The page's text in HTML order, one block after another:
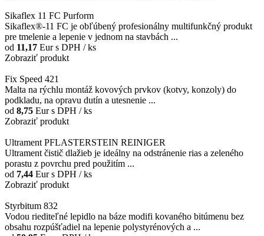
Sikaflex 11 FC Purform
Sikaflex®-11 FC je obľúbený profesionálny multifunkčný produkt
pre tmelenie a lepenie v jednom na stavbách ...
od 11,17 Eurs DPH / ks
Zobraziť produkt
Fix Speed 421
Malta na rýchlu montáž kovových prvkov (kotvy, konzoly) do
podkladu, na opravu dutín a utesnenie ...
od 8,75 Eurs DPH / ks
Zobraziť produkt
Ultrament PFLASTERSTEIN REINIGER
Ultrament čistič dlažieb je ideálny na odstránenie rias a zeleného
porastu z povrchu pred použitím ...
od 7,44 Eurs DPH / ks
Zobraziť produkt
Styrbitum 832
Vodou riediteľné lepidlo na báze modifi kovaného bitúmenu bez
obsahu rozpúšťadiel na lepenie polystyrénových a ...